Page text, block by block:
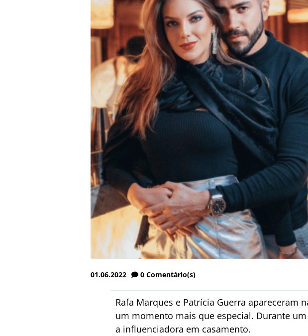
01.06.2022 0 Comentário(s)
Rafa Marques e Patrícia Guerra apareceram
um momento mais que especial. Durante
a influenciadora em casamento.